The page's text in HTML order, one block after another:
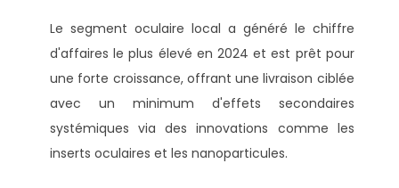
Le segment oculaire local a généré le chiffre
d'affaires le plus élevé en 2024 et est prêt pour
une forte croissance, offrant une livraison ciblée
avec un minimum d'effets secondaires
systémiques via des innovations comme les
inserts oculaires et les nanoparticules.